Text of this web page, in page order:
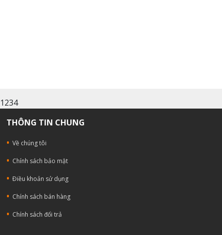
1234
THÔNG TIN CHUNG
Về chúng tôi
Chính sách bảo mật
Ðiều khoản sử dụng
Chính sách bán hàng
Chính sách đổi trả